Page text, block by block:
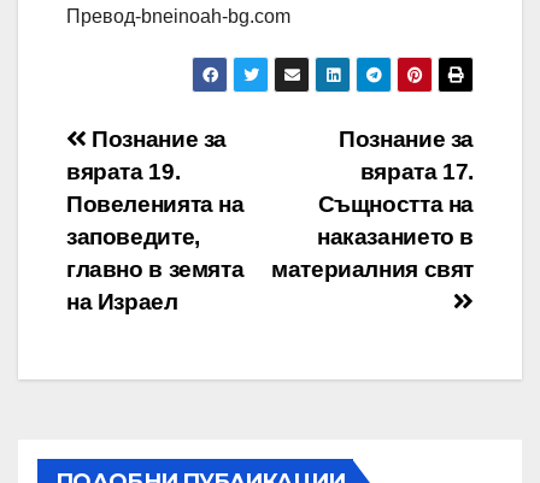
Превод-bneinoah-bg.com
Навигация
Познание за
вярата 17.
Същността на
наказанието в
материалния свят
Познание за
вярата 19.
Повеленията на
заповедите,
главно в земята
на Израел